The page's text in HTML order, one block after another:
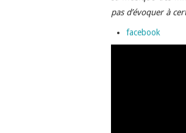
pas d’évoquer à
facebook